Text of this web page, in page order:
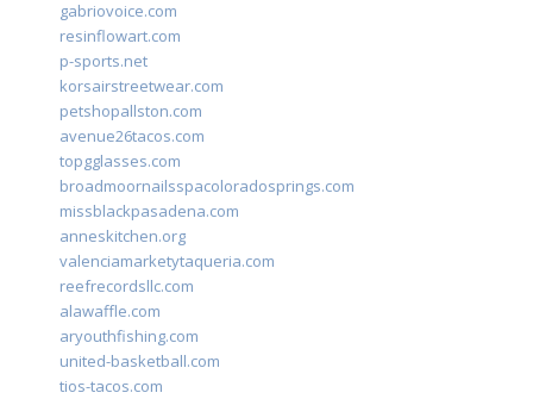
gabriovoice.com
resinflowart.com
p-sports.net
korsairstreetwear.com
petshopallston.com
avenue26tacos.com
topgglasses.com
broadmoornailsspacoloradosprings.com
missblackpasadena.com
anneskitchen.org
valenciamarketytaqueria.com
reefrecordsllc.com
alawaffle.com
aryouthfishing.com
united-basketball.com
tios-tacos.com